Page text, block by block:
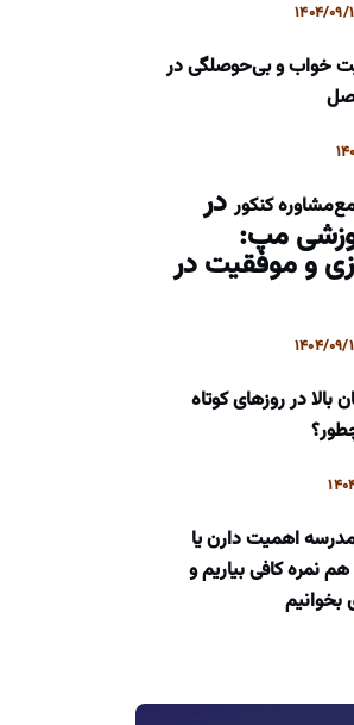
1404/09/
خواب و بی‌حوصلگی در
مشاوره کنکوردر
مپ:
و موفقیت در
1404/09/
بالا در روزهای کوتاه
اهمیت دارن یا
نمره کافی بیاریم و